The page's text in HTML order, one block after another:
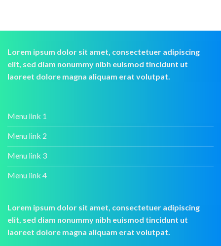
Lorem ipsum dolor sit amet, consectetuer adipiscing
elit, sed diam nonummy nibh euismod tincidunt ut
laoreet dolore magna aliquam erat volutpat.
Menu link 1
Menu link 2
Menu link 3
Menu link 4
Lorem ipsum dolor sit amet, consectetuer adipiscing
elit, sed diam nonummy nibh euismod tincidunt ut
laoreet dolore magna aliquam erat volutpat.